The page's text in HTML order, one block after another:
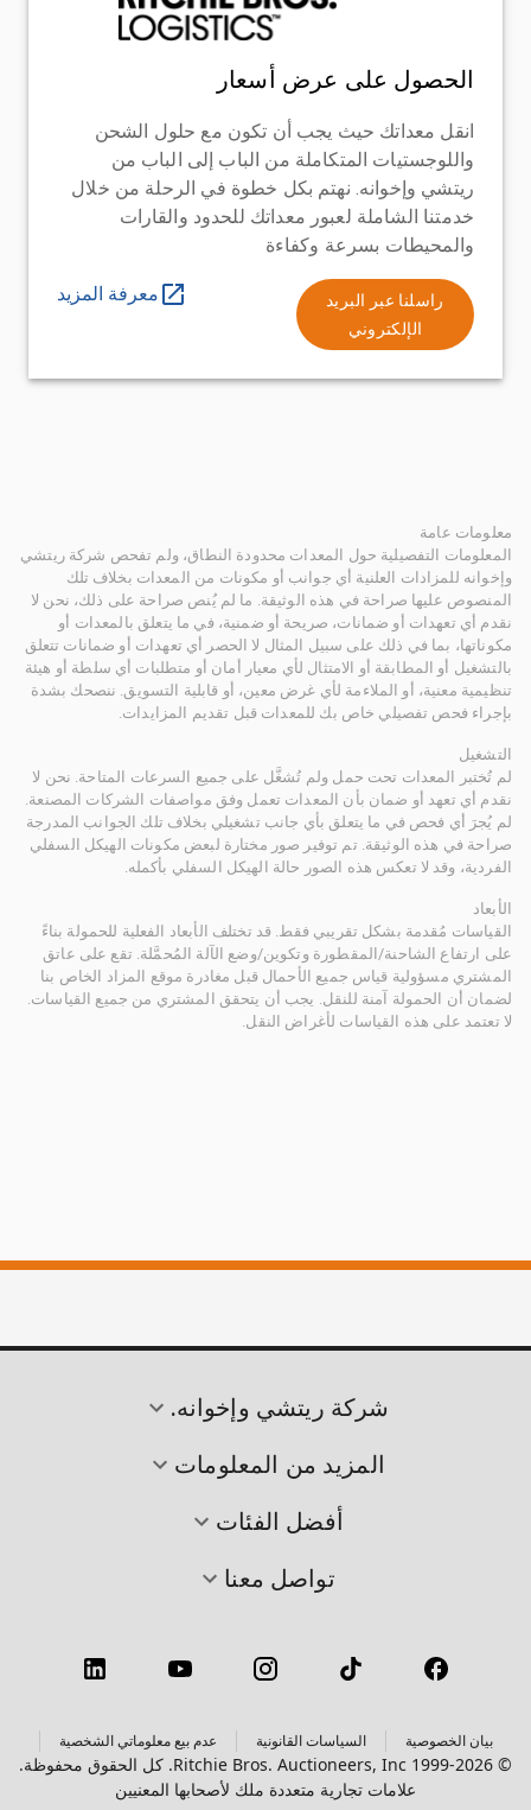
الحصول على عرض أسعار
انقل معداتك حيث يجب أن تكون مع حلول الشحن
واللوجستيات المتكاملة من الباب إلى الباب من
ريتشي وإخوانه. نهتم بكل خطوة في الرحلة من خلال
خدمتنا الشاملة لعبور معداتك للحدود والقارات
والمحيطات بسرعة وكفاءة
راسلنا عبر البريد
الإلكتروني
معرفة المزيد
معلومات عامة
المعلومات التفصيلية حول المعدات محدودة النطاق، ولم تفحص شركة ريتشي
وإخوانه للمزادات العلنية أي جوانب أو مكونات من المعدات بخلاف تلك
المنصوص عليها صراحة في هذه الوثيقة. ما لم يُنص صراحة على ذلك، نحن لا
نقدم أي تعهدات أو ضمانات، صريحة أو ضمنية، في ما يتعلق بالمعدات أو
مكوناتها، بما في ذلك على سبيل المثال لا الحصر أي تعهدات أو ضمانات تتعلق
بالتشغيل أو المطابقة أو الامتثال لأي معيار أمان أو متطلبات أي سلطة أو هيئة
تنظيمية معنية، أو الملاءمة لأي غرض معين، أو قابلية التسويق. ننصحك بشدة
بإجراء فحص تفصيلي خاص بك للمعدات قبل تقديم المزايدات.
التشغيل
لم تُختبر المعدات تحت حمل ولم تُشغَّل على جميع السرعات المتاحة. نحن لا
نقدم أي تعهد أو ضمان بأن المعدات تعمل وفق مواصفات الشركات المصنعة.
لم يُجرَ أي فحص في ما يتعلق بأي جانب تشغيلي بخلاف تلك الجوانب المدرجة
صراحة في هذه الوثيقة. تم توفير صور مختارة لبعض مكونات الهيكل السفلي
الفردية، وقد لا تعكس هذه الصور حالة الهيكل السفلي بأكمله.
الأبعاد
القياسات مُقدمة بشكل تقريبي فقط. قد تختلف الأبعاد الفعلية للحمولة بناءً
على ارتفاع الشاحنة/المقطورة وتكوين/وضع الآلة المُحمَّلة. تقع على عاتق
المشتري مسؤولية قياس جميع الأحمال قبل مغادرة موقع المزاد الخاص بنا
لضمان أن الحمولة آمنة للنقل. يجب أن يتحقق المشتري من جميع القياسات.
لا تعتمد على هذه القياسات لأغراض النقل.
شركة ريتشي وإخوانه.
المزيد من المعلومات
أفضل الفئات
تواصل معنا
بيان الخصوصية السياسات القانونية عدم بيع معلوماتي الشخصية
© 1999-2026 Ritchie Bros. Auctioneers, Inc. كل الحقوق محفوظة.
علامات تجارية متعددة ملك لأصحابها المعنيين